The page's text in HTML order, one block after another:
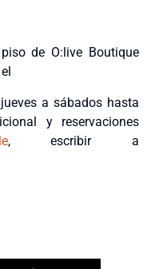
de O:live Boutique
a sábados hasta
y reservaciones
, escribir a